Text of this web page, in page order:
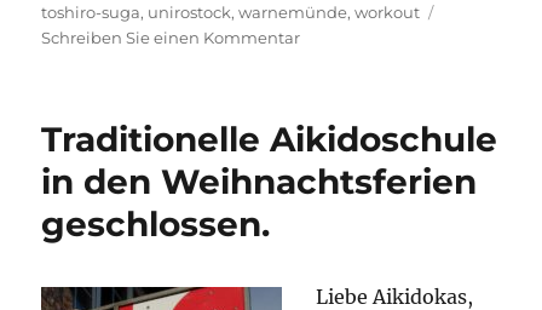
toshiro-suga, unirostock,warnemünde,workout
Schreiben Sie einen Kommentarzu
Sommerferien
Traditionelle Aikidoschule
in den Weihnachtsferien
geschlossen.
Liebe Aikidokas,